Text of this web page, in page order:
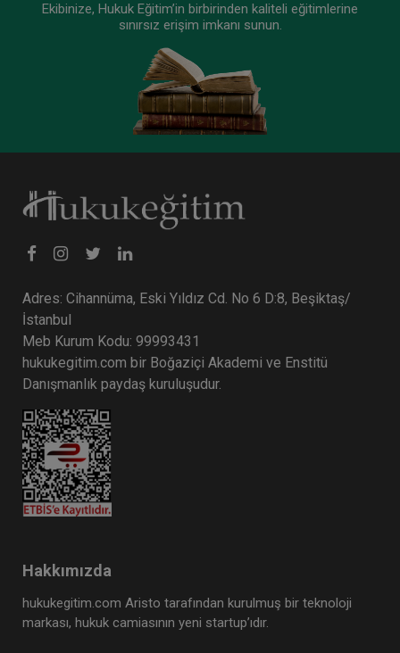
Ekibinize, Hukuk Eğitim’in birbirinden kaliteli eğitimlerine
sınırsız erişim imkanı sunun.
Adres: Cihannüma, Eski Yıldız Cd. No 6 D:8, Beşiktaş/
İstanbul
Meb Kurum Kodu: 99993431
hukukegitim.com bir Boğaziçi Akademi ve Enstitü
Danışmanlık paydaş kuruluşudur.
Hakkımızda
hukukegitim.com Aristo tarafından kurulmuş bir teknoloji
markası, hukuk camiasının yeni startup’ıdır.